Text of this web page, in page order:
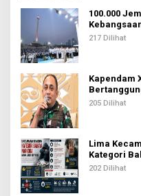
100.000
217 Dilihat
Kapendam
Pekerja di
205 Dilihat
Lima
Kategori
Tertinggi
202 Dilihat